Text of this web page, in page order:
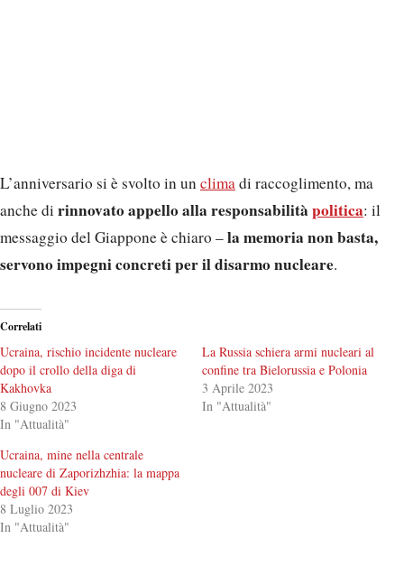
L’anniversario si è svolto in un clima di raccoglimento, ma
anche di rinnovato appello alla responsabilità politica: il
messaggio del Giappone è chiaro –la memoria non basta,
servono impegni concreti per il disarmo nucleare.
Correlati
Ucraina, rischio incidente nucleare
dopo il crollo della diga di
Kakhovka
8 Giugno 2023
In "Attualità"
La Russia schiera armi nucleari al
confine tra Bielorussia e Polonia
3 Aprile 2023
In "Attualità"
Ucraina, mine nella centrale
nucleare di Zaporizhzhia: la mappa
degli 007 di Kiev
8 Luglio 2023
In "Attualità"